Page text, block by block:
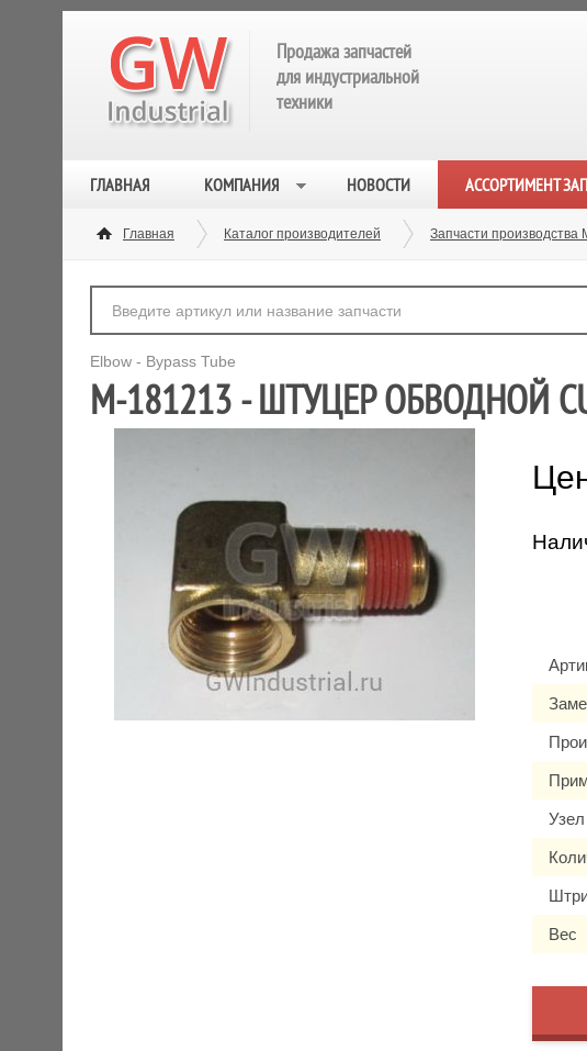
Продажа запчастей
для индустриальной
техники
ГЛАВНАЯ КОМПАНИЯ НОВОСТИ АССОРТИМЕНТ
Главная Каталог производителей Запчасти производства
Elbow - Bypass Tube
M-181213 - ШТУЦЕР ОБВОДНОЙ
Узел
Вес